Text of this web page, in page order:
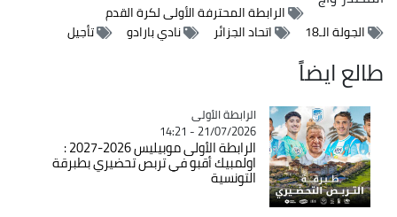
الرابطة المحترفة الأولى لكرة القدم
الجولة الـ18
اتحاد الجزائر نادي بارادو تأجيل
طالع ايضاً
Catégorie
الرابطة الأولى
21/07/2026 - 14:21
الرابطة الأولى موبيليس 2026-2027 :
اولمبيك أقبو في تربص تحضيري بطبرقة
التونسية